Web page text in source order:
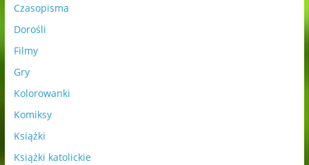
Czasopisma
Dorośli
Filmy
Gry
Kolorowanki
Komiksy
Książki
Książki katolickie